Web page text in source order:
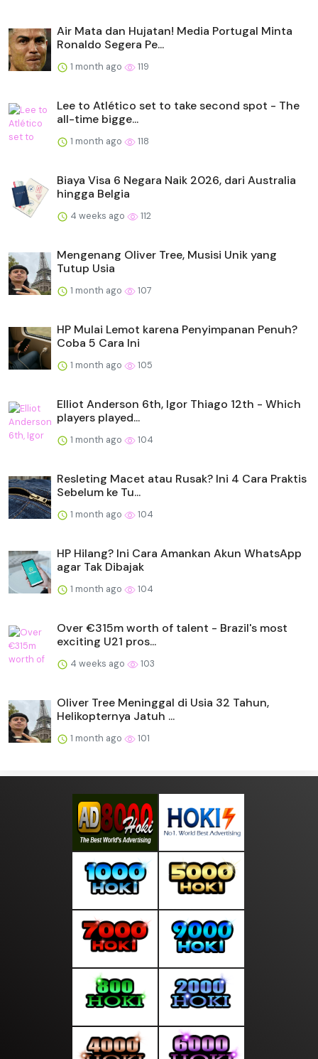
Air Mata dan Hujatan! Media Portugal Minta
Ronaldo Segera Pe...
1 month ago 119
Lee to Atlético set to take second spot - The
all-time bigge...
1 month ago 118
Biaya Visa 6 Negara Naik 2026, dari Australia
hingga Belgia
4 weeks ago 112
Mengenang Oliver Tree, Musisi Unik yang
Tutup Usia
1 month ago 107
HP Mulai Lemot karena Penyimpanan Penuh?
Coba 5 Cara Ini
1 month ago 105
Elliot Anderson 6th, Igor Thiago 12th - Which
players played...
1 month ago 104
Resleting Macet atau Rusak? Ini 4 Cara Praktis
Sebelum ke Tu...
1 month ago 104
HP Hilang? Ini Cara Amankan Akun WhatsApp
agar Tak Dibajak
1 month ago 104
Over €315m worth of talent - Brazil's most
exciting U21 pros...
4 weeks ago 103
Oliver Tree Meninggal di Usia 32 Tahun,
Helikopternya Jatuh ...
1 month ago 101